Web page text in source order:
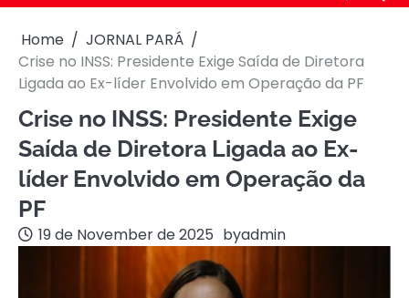
Home
JORNAL PARÁ
Crise no INSS: Presidente Exige Saída de Diretora
Ligada ao Ex-líder Envolvido em Operação da PF
Crise no INSS: Presidente Exige
Saída de Diretora Ligada ao Ex-
líder Envolvido em Operação da
PF
19 de November de 2025 byadmin